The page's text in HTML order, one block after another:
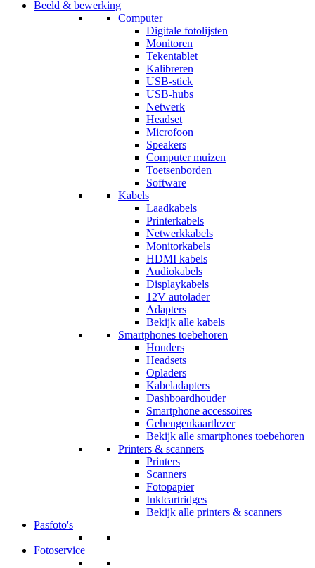
Beeld & bewerking
Computer
Digitale fotolijsten
Monitoren
Tekentablet
Kalibreren
USB-stick
USB-hubs
Netwerk
Headset
Microfoon
Speakers
Computer muizen
Toetsenborden
Software
Kabels
Laadkabels
Printerkabels
Netwerkkabels
Monitorkabels
HDMI kabels
Audiokabels
Displaykabels
12V autolader
Adapters
Bekijk alle kabels
Smartphones toebehoren
Houders
Headsets
Opladers
Kabeladapters
Dashboardhouder
Smartphone accessoires
Geheugenkaartlezer
Bekijk alle smartphones toebehoren
Printers & scanners
Printers
Scanners
Fotopapier
Inktcartridges
Bekijk alle printers & scanners
Pasfoto's
Fotoservice